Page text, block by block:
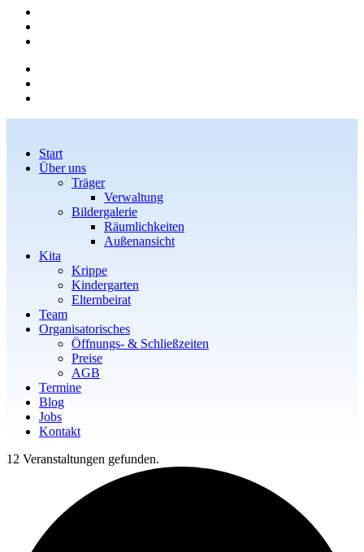
Start
Über uns
Träger
Verwaltung
Bildergalerie
Räumlichkeiten
Außenansicht
Kita
Krippe
Kindergarten
Elternbeirat
Team
Organisatorisches
Öffnungs- & Schließzeiten
Preise
AGB
Termine
Blog
Jobs
Kontakt
12 Veranstaltungen gefunden.